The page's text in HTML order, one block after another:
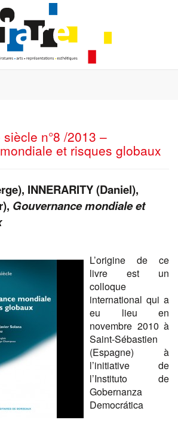
n°8 /2013 –
et risques globaux
INNERARITY (Daniel),
Gouvernance mondiale et
L’origine de ce
livre est un
colloque
international qui a
eu lieu en
novembre 2010 à
Saint-Sébastien
(Espagne) à
l’initiative de
l’Instituto de
Gobernanza
Democrática